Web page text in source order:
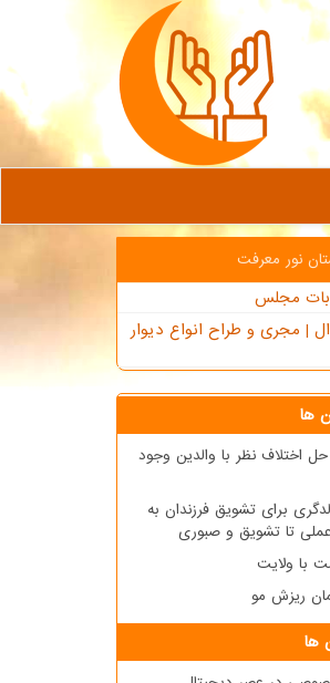
نور معرفت
مجلس
| مجری و طراح انواع دیوار
ها
حل اختلاف نظر با والدین وجود
برای تشویق فرزندان به
عملی تا تشویق و صبوری
با ولایت
ریزش مو
ها